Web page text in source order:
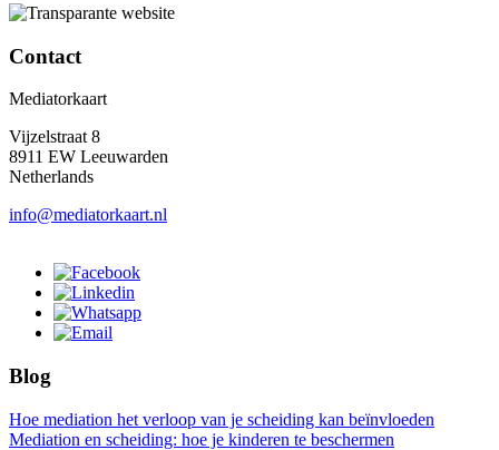
Contact
Mediatorkaart
Vijzelstraat 8
8911 EW Leeuwarden
Netherlands
info@mediatorkaart.nl
Blog
Hoe mediation het verloop van je scheiding kan beïnvloeden
Mediation en scheiding: hoe je kinderen te beschermen